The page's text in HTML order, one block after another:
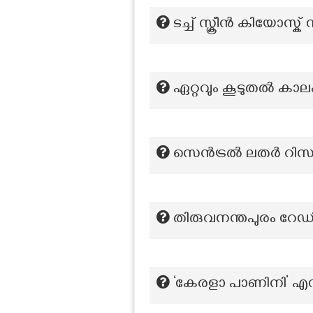
ടച്ച് സ്ക്രീൻ
ഏറ്റവും കൂടുതൽ കാലം
സെൻട്രൽ ലതർ
തിരുവനന്തപുരം
‘കേരളാ പാണിനി’